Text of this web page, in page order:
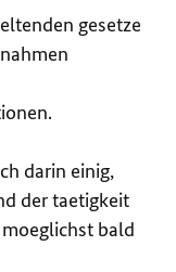
gesetze
darin einig,
der taetigkeit
bald